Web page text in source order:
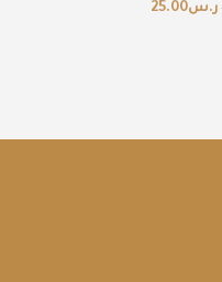
ر.س25.00